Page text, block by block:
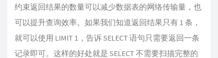
约束返回结果的数量可以减少数据表的网络传输量，也
可以提升查询效率。如果我们知道返回结果只有 1 条，
就可以使用 LIMIT 1，告诉 SELECT 语句只需要返回一条
记录即可。这样的好处就是 SELECT 不需要扫描完整的